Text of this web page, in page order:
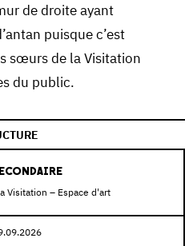
de droite ayant
puisque c’est
sœurs de la Visitation
du public.
Visitation – Espace d'art